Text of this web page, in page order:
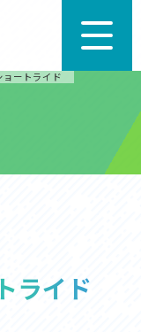
ョートライド
ライド